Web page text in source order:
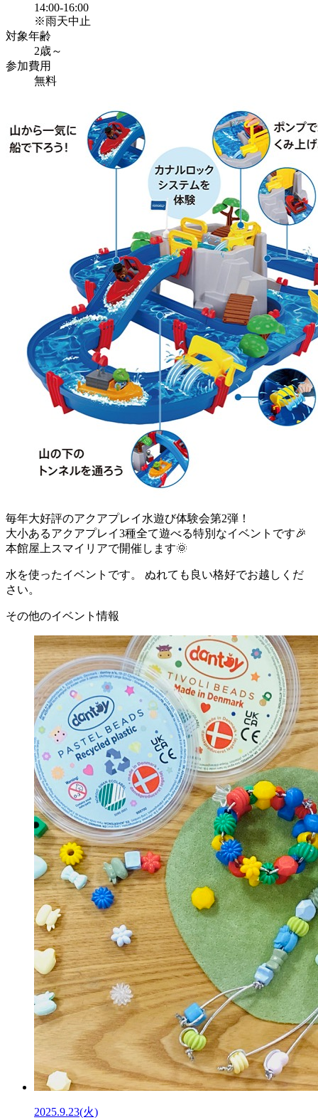
14:00-16:00
※雨天中止
対象年齢
2歳～
参加費用
無料
毎年大好評のアクアプレイ水遊び体験会第2弾！
大小あるアクアプレイ3種全て遊べる特別なイベントです🎉
本館屋上スマイリアで開催します🌞
水を使ったイベントです。 ぬれても良い格好でお越しくだ
さい。
その他のイベント情報
2025.9.23(火)